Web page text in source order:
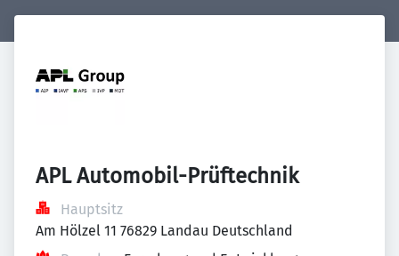
APL Automobil-Prüftechnik
Hauptsitz
Am Hölzel 11 76829 Landau Deutschland